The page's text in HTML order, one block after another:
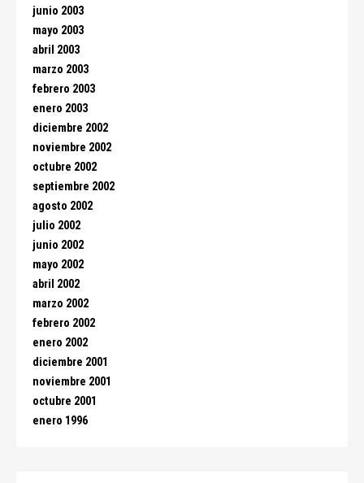
junio 2003
mayo 2003
abril 2003
marzo 2003
febrero 2003
enero 2003
diciembre 2002
noviembre 2002
octubre 2002
septiembre 2002
agosto 2002
julio 2002
junio 2002
mayo 2002
abril 2002
marzo 2002
febrero 2002
enero 2002
diciembre 2001
noviembre 2001
octubre 2001
enero 1996